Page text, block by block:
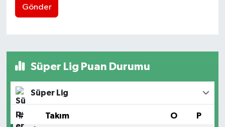
Gönder
Süper Lig Puan Durumu
Süper Lig
# Takım O P